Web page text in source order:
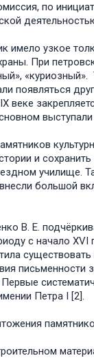
по
имело узкое
При
появляться
веке
и
училище.
большой
В. Е.
с начало
Петра I [2].